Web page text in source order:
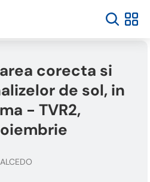
corecta si
de sol, in
- TVR2,